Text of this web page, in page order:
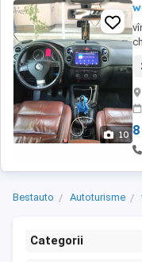
10
Bestauto Autoturisme
Categorii